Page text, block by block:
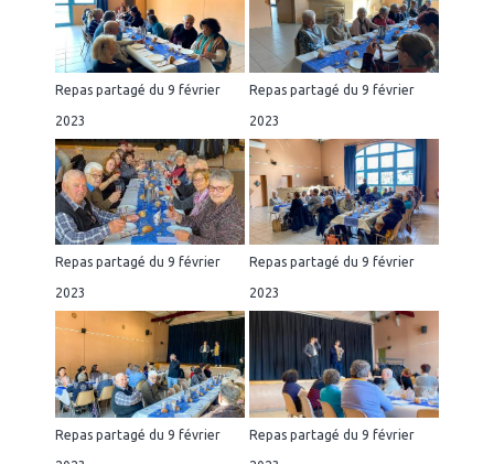
Repas partagé du 9 février
2023
Repas partagé du 9 février
2023
Repas partagé du 9 février
2023
Repas partagé du 9 février
2023
Repas partagé du 9 février Repas partagé du 9 février